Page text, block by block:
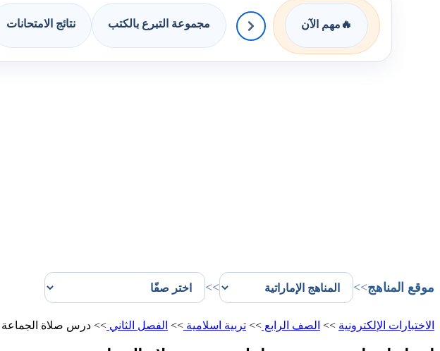
🔥 مهم الآن مجموعة التبرع بالكتب نتائج الامتحانات
موقع المناهج>>
>>
الاختبارات الإلكترونية >> الصف الرابع >> تربية اسلامية >> الفصل الثاني >> درس صلاة الجماعة